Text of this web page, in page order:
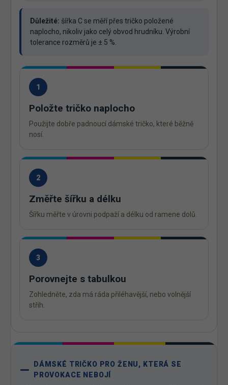
Důležité: šířka C se měří přes tričko položené
naplocho, nikoliv jako celý obvod hrudníku. Výrobní
tolerance rozměrů je ± 5 %.
1
Položte tričko naplocho
Použijte dobře padnoucí dámské tričko, které běžně
nosí.
2
Změřte šířku a délku
Šířku měřte v úrovni podpaží a délku od ramene dolů.
3
Porovnejte s tabulkou
Zohledněte, zda má ráda přiléhavější, nebo volnější
střih.
DÁMSKÉ TRIČKO PRO ŽENU, KTERÁ SE
PROVOKACE NEBOJÍ